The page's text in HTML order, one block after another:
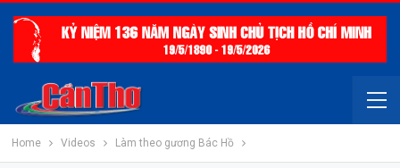
Home Videos Làm theo gương Bác Hồ